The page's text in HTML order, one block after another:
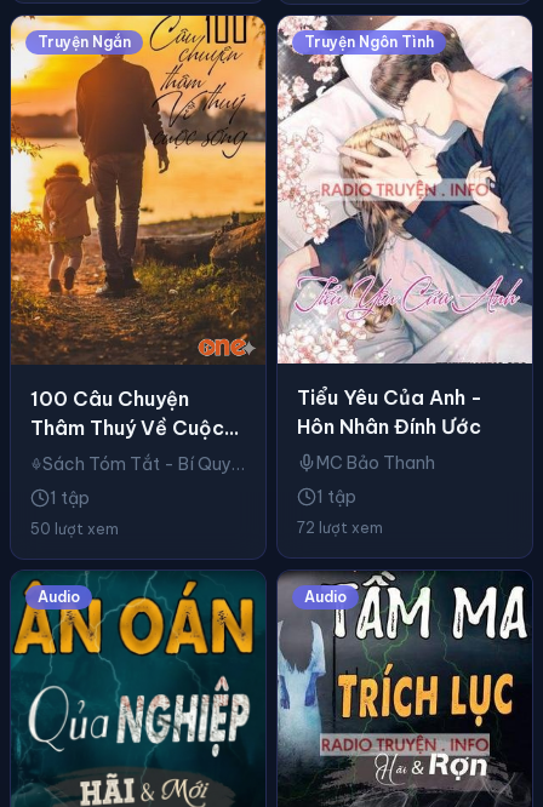
Truyện Ngắn
100 Câu Chuyện
Thâm Thuý Về Cuộc
Sống
Sách Tóm Tắt - Bí Quyết Thành Công
1 tập
50 lượt xem
Truyện Ngôn Tình
Tiểu Yêu Của Anh -
Hôn Nhân Đính Ước
MC Bảo Thanh
1 tập
72 lượt xem
Audio Audio